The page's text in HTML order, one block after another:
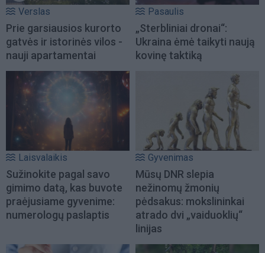
Verslas
Prie garsiausios kurorto
gatvės ir istorinės vilos -
nauji apartamentai
Pasaulis
„Sterbliniai dronai“:
Ukraina ėmė taikyti naują
kovinę taktiką
Laisvalaikis
Sužinokite pagal savo
gimimo datą, kas buvote
praėjusiame gyvenime:
numerologų paslaptis
Gyvenimas
Mūsų DNR slepia
nežinomų žmonių
pėdsakus: mokslininkai
atrado dvi „vaiduoklių“
linijas